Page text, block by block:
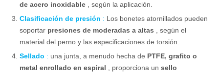
de acero inoxidable
, según la aplicación.
Clasificación de presión : Los bonetes atornillados pueden
soportar presiones de moderadas a altas
, según el
material del perno y las especificaciones de torsión.
Sellado : una junta, a menudo hecha de PTFE, grafito o
metal enrollado en espiral
, proporciona un sello